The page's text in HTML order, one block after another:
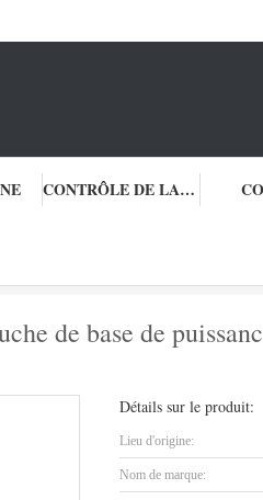
CONTRÔLE DE LA QUALITÉ
de base de
Détails sur le produit:
Lieu d'origine:
Nom de marque: